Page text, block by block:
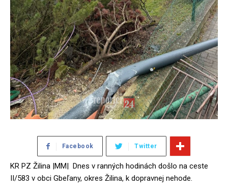
Facebook Twitter
KR PZ Žilina |MM| Dnes v ranných hodinách došlo na ceste
II/583 v obci Gbeľany, okres Žilina, k dopravnej nehode.